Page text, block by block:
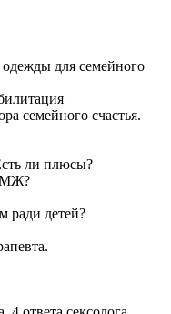
для семейного
семейного счастья.
ли плюсы?
ради детей?